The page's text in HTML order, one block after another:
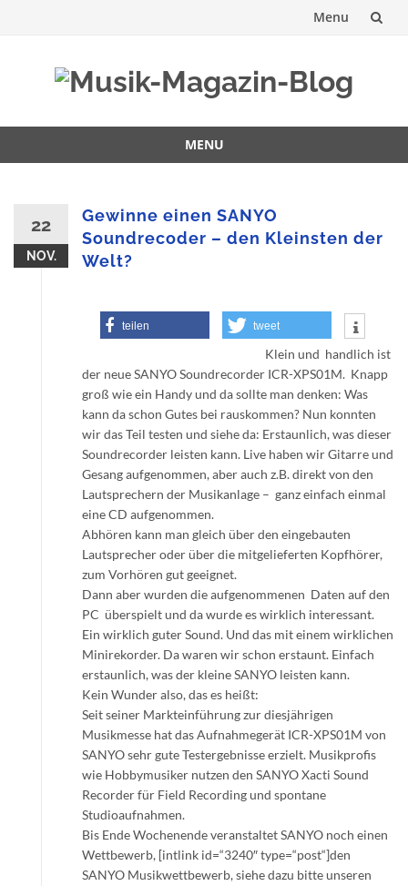
Menu
MENU
22
NOV.
Gewinne einen SANYO
Soundrecoder – den Kleinsten der
Welt?
teilen tweet
Klein und handlich ist
der neue SANYO Soundrecorder ICR-XPS01M. Knapp
groß wie ein Handy und da sollte man denken: Was
kann da schon Gutes bei rauskommen? Nun konnten
wir das Teil testen und siehe da: Erstaunlich, was dieser
Soundrecorder leisten kann. Live haben wir Gitarre und
Gesang aufgenommen, aber auch z.B. direkt von den
Lautsprechern der Musikanlage – ganz einfach einmal
eine CD aufgenommen.
Abhören kann man gleich über den eingebauten
Lautsprecher oder über die mitgelieferten Kopfhörer,
zum Vorhören gut geeignet.
Dann aber wurden die aufgenommenen Daten auf den
PC überspielt und da wurde es wirklich interessant.
Ein wirklich guter Sound. Und das mit einem wirklichen
Minirekorder. Da waren wir schon erstaunt. Einfach
erstaunlich, was der kleine SANYO leisten kann.
Kein Wunder also, das es heißt:
Seit seiner Markteinführung zur diesjährigen
Musikmesse hat das Aufnahmegerät ICR-XPS01M von
SANYO sehr gute Testergebnisse erzielt. Musikprofis
wie Hobbymusiker nutzen den SANYO Xacti Sound
Recorder für Field Recording und spontane
Studioaufnahmen.
Bis Ende Wochenende veranstaltet SANYO noch einen
Wettbewerb, [intlink id=“3240″ type=“post“]den
SANYO Musikwettbewerb, siehe dazu bitte unseren